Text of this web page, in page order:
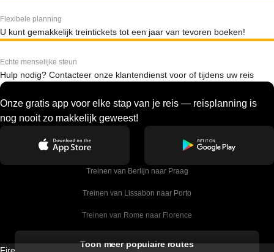
Flexibele planning
U kunt gemakkelijk treintickets tot een jaar van tevoren boeken!
Echte menselijke steun
Hulp nodig? Contacteer onze klantendienst voor of tijdens uw reis
Onze gratis app voor elke stap van je reis — reisplanning is
nog nooit zo makkelijk geweest!
Treinen van Berlijn naar Praag
Treinen van Lissabon naar Porto
Treinen van Rome naar Florence
Toon meer populaire routes